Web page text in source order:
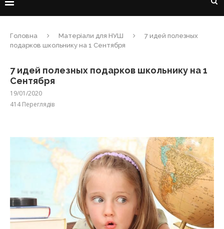
Головна Матеріали для НУШ
7 идей полезных
подарков школьнику на 1 Сентября
7 идей полезных подарков школьнику на 1
Сентября
19/01/2020
414Переглядів